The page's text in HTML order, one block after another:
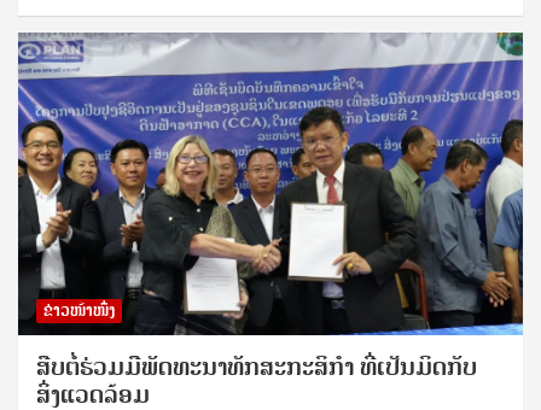
ຂ່າວໜ້າໜຶ່ງ
ສືບຕໍ່ຮ່ວມມືພັດທະນາທັກສະກະສິກຳ ທີ່ເປັນມິດກັບ
ສິ່ງແວດລ້ອມ